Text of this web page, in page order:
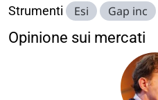
Strumenti Esi Gap inc
Opinione sui mercati